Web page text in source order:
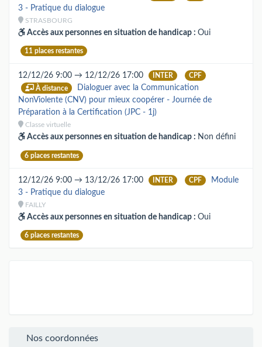
3 - Pratique du dialogue
STRASBOURG
Accès aux personnes en situation de handicap : Oui
11 places restantes
12/12/26 9:00 → 12/12/26 17:00 INTER
CPF
À distance
Dialoguer avec la Communication
NonViolente (CNV) pour mieux coopérer - Journée de
Préparation à la Certification (JPC - 1j)
Classe virtuelle
Accès aux personnes en situation de handicap : Non défini
6 places restantes
12/12/26 9:00 → 13/12/26 17:00 INTER CPF
Module
3 - Pratique du dialogue
FAILLY
Accès aux personnes en situation de handicap : Oui
6 places restantes
Nos coordonnées